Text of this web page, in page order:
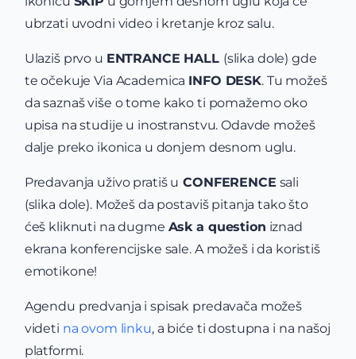
ubrzati uvodni video i kretanje kroz salu.
Ulaziš prvo u ENTRANCE HALL (slika dole) gde
te očekuje Via Academica INFO DESK. Tu možeš
da saznaš više o tome kako ti pomažemo oko
upisa na studije u inostranstvu. Odavde možeš
dalje preko ikonica u donjem desnom uglu.
Predavanja uživo pratiš u CONFERENCE sali
(slika dole). Možeš da postaviš pitanja tako što
ćeš kliknuti na dugme Ask a question iznad
ekrana konferencijske sale. A možeš i da koristiš
emotikone!
Agendu predvanja i spisak predavača možeš
videti na ovom linku, a biće ti dostupna i na našoj
platformi.